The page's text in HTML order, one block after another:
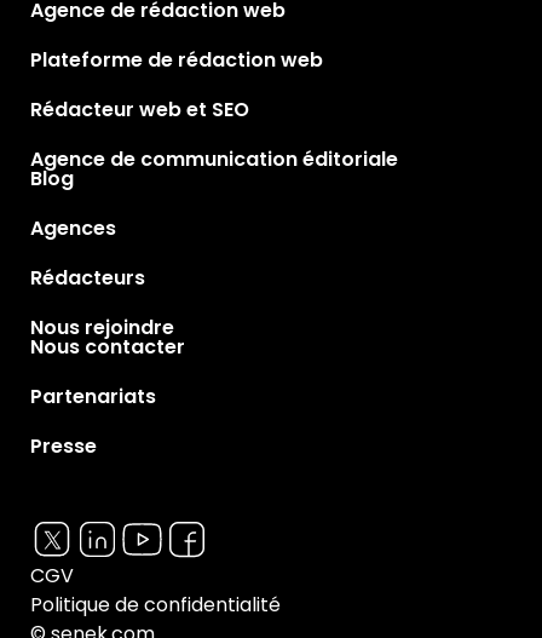
Agence de rédaction web
Plateforme de rédaction web
Rédacteur web et SEO
Agence de communication éditoriale
Blog
Agences
Rédacteurs
Nous rejoindre
Nous contacter
Partenariats
Presse
Politique de confidentialité
CGV